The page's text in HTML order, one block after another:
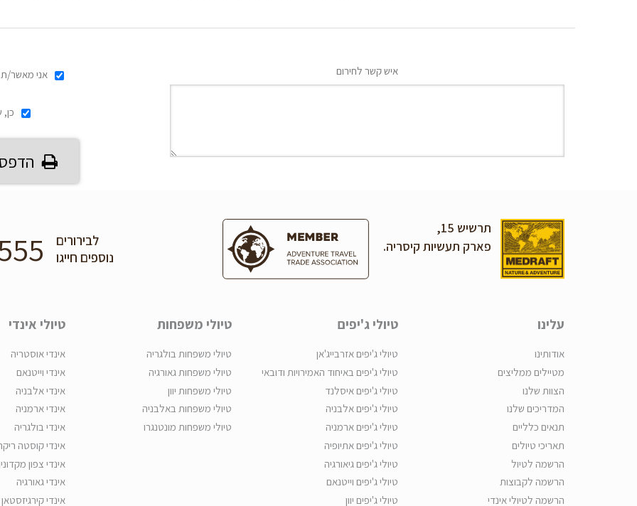
איש קשר לחירום אני מאשר/
כן,
תרשיש 15,
פארק תעשיות קיסריה.
לבירורים
נוספים חייגו
עלינו
אודותינו
מטיילים ממליצים
הצוות שלנו
המדריכים שלנו
תנאים כלליים
תאריכי טיולים
הרשמה לטיול
הרשמה לקבוצות
הרשמה לטיולי אינדי
טיולי ג'יפים
טיולי ג'יפים אזרבייג'אן
טיולי ג'יפים באיחוד האמירויות ודובאי
טיולי ג'יפים איסלנד
טיולי ג'יפים אלבניה
טיולי ג'יפים ארמניה
טיולי ג'יפים אתיופיה
טיולי ג'יפים גיאורגיה
טיולי ג'יפים וייטנאם
טיולי ג'יפים יוון
טיולי משפחות
טיולי משפחות בולגריה
טיולי משפחות גאורגיה
טיולי משפחות יוון
טיולי משפחות באלבניה
טיולי משפחות מונטנגרו
טיולי אינדי
אינדי אוסטריה
אינדי וייטנאם
אינדי אלבניה
אינדי ארמניה
אינדי בולגריה
אינדי קוסטה
אינדי צפון
אינדי גאורגיה
אינדי קירגיזסטאן